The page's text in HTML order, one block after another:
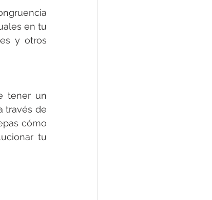
en tu
y otros
tener un
través de
cómo
tu